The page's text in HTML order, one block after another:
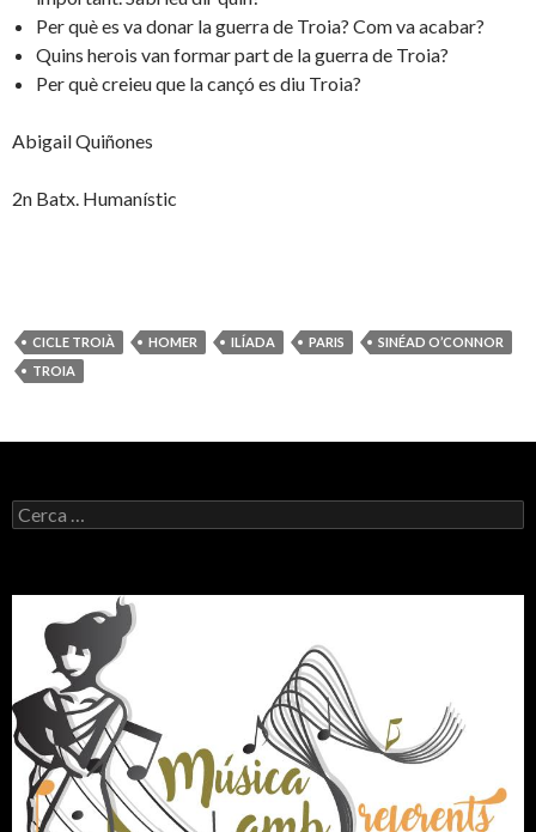
Per què es va donar la guerra de Troia? Com va acabar?
Quins herois van formar part de la guerra de Troia?
Per què creieu que la cançó es diu Troia?
Abigail Quiñones
2n Batx. Humanístic
CICLE TROIÀ HOMER ILÍADA PARIS
SINÉAD O’CONNOR
TROIA
C
e
a